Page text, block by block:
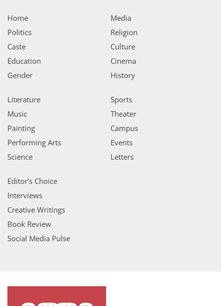
Home
Politics
Caste
Education
Gender
Media
Religion
Culture
Cinema
History
Literature
Music
Painting
Performing Arts
Science
Sports
Theater
Campus
Events
Letters
Editor’s Choice
Interviews
Creative Writings
Book Review
Social Media Pulse